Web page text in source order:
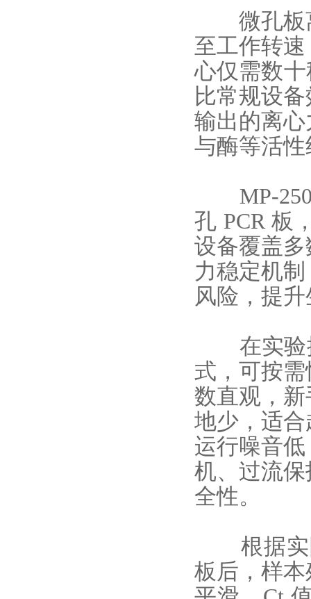
微孔
至工作转
心仅需数十
比常规设
输出的离
与酶等活
孔 PCR 板
设备覆盖
力稳定机
风险，提
在实验
式，可按
数直观，
地少，适
运行噪音
机、过流
全性。
根据实际
板后，样